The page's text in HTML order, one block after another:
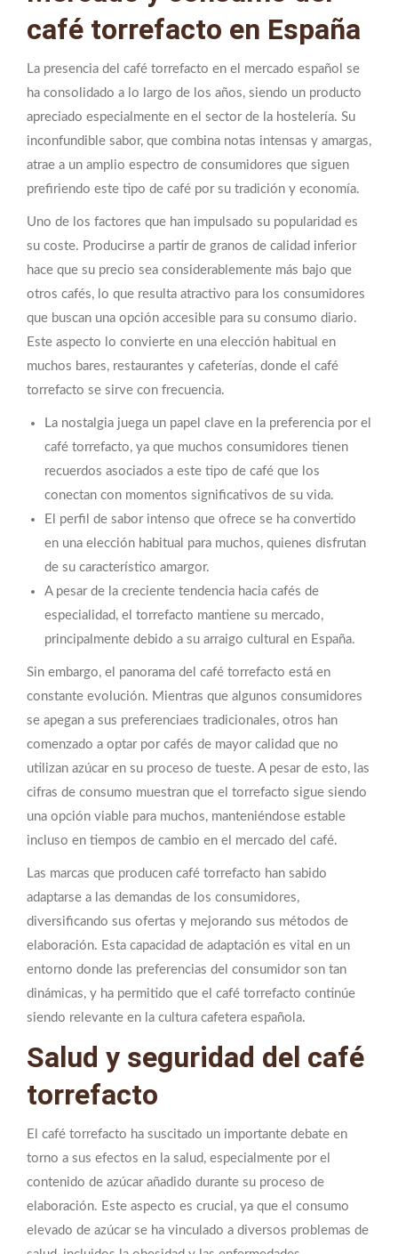
café torrefacto en España
La presencia del café torrefacto en el mercado español se
ha consolidado a lo largo de los años, siendo un producto
apreciado especialmente en el sector de la hostelería. Su
inconfundible sabor, que combina notas intensas y amargas,
atrae a un amplio espectro de consumidores que siguen
prefiriendo este tipo de café por su tradición y economía.
Uno de los factores que han impulsado su popularidad es
su coste. Producirse a partir de granos de calidad inferior
hace que su precio sea considerablemente más bajo que
otros cafés, lo que resulta atractivo para los consumidores
que buscan una opción accesible para su consumo diario.
Este aspecto lo convierte en una elección habitual en
muchos bares, restaurantes y cafeterías, donde el café
torrefacto se sirve con frecuencia.
La nostalgia juega un papel clave en la preferencia por el
café torrefacto, ya que muchos consumidores tienen
recuerdos asociados a este tipo de café que los
conectan con momentos significativos de su vida.
El perfil de sabor intenso que ofrece se ha convertido
en una elección habitual para muchos, quienes disfrutan
de su característico amargor.
A pesar de la creciente tendencia hacia cafés de
especialidad, el torrefacto mantiene su mercado,
principalmente debido a su arraigo cultural en España.
Sin embargo, el panorama del café torrefacto está en
constante evolución. Mientras que algunos consumidores
se apegan a sus preferenciaes tradicionales, otros han
comenzado a optar por cafés de mayor calidad que no
utilizan azúcar en su proceso de tueste. A pesar de esto, las
cifras de consumo muestran que el torrefacto sigue siendo
una opción viable para muchos, manteniéndose estable
incluso en tiempos de cambio en el mercado del café.
Las marcas que producen café torrefacto han sabido
adaptarse a las demandas de los consumidores,
diversificando sus ofertas y mejorando sus métodos de
elaboración. Esta capacidad de adaptación es vital en un
entorno donde las preferencias del consumidor son tan
dinámicas, y ha permitido que el café torrefacto continúe
siendo relevante en la cultura cafetera española.
Salud y seguridad del café
torrefacto
El café torrefacto ha suscitado un importante debate en
torno a sus efectos en la salud, especialmente por el
contenido de azúcar añadido durante su proceso de
elaboración. Este aspecto es crucial, ya que el consumo
elevado de azúcar se ha vinculado a diversos problemas de